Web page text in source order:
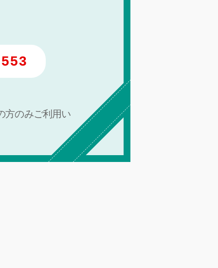
方のみご利用い